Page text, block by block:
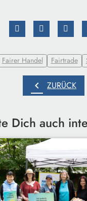
Fairer Handel Fairtrade
chevron_left ZURÜCK
Dich auch